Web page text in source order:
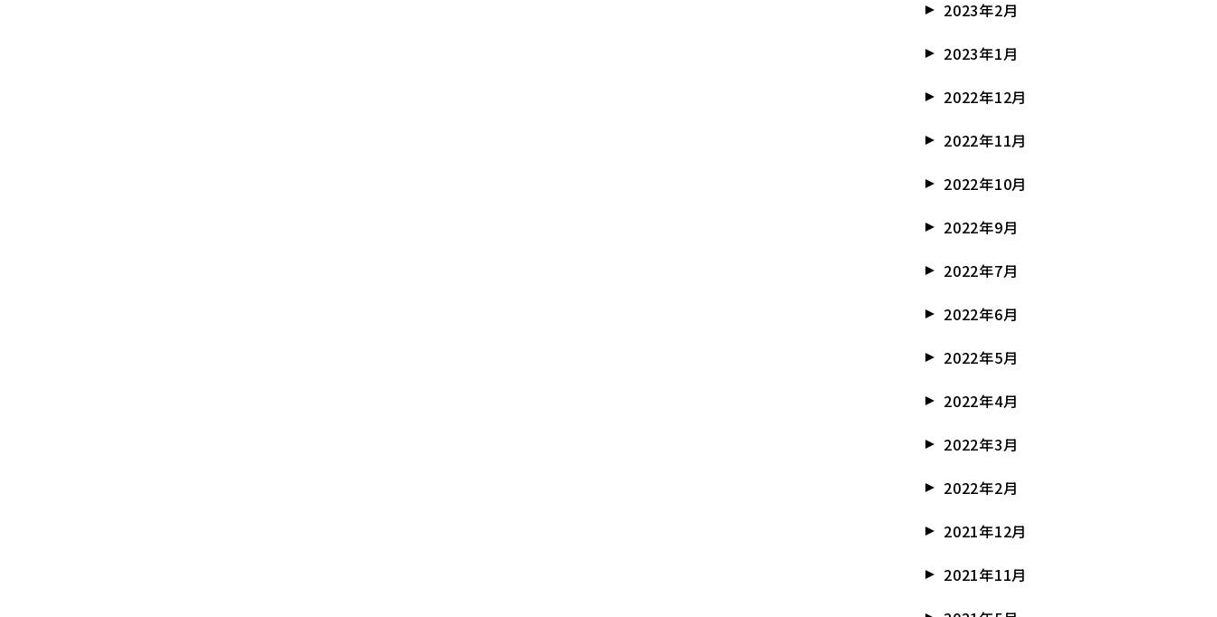
2023年2月
2023年1月
2022年12月
2022年11月
2022年10月
2022年9月
2022年7月
2022年6月
2022年5月
2022年4月
2022年3月
2022年2月
2021年12月
2021年11月